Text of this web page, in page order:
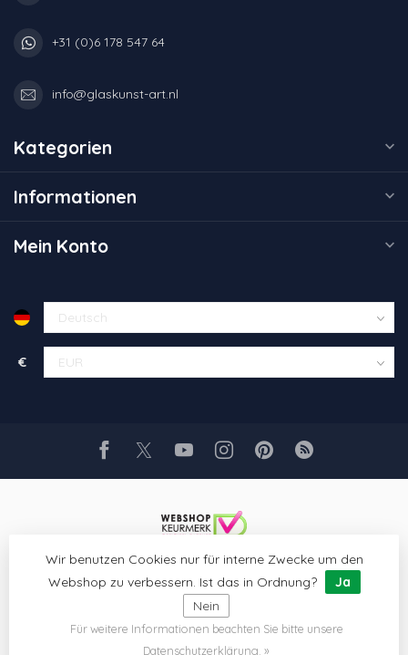
+31 (0)6 178 547 64
info@glaskunst-art.nl
Kategorien
Informationen
Mein Konto
€
© Copyright 2026 Glaskunst Art- Powered byLightspeed- Theme
byDyvelopment
Wir benutzen Cookies nur für interne Zwecke um den
Webshop zu verbessern. Ist das in Ordnung?
Ja
Nein
Für weitere Informationen beachten Sie bitte unsere
Datenschutzerklärung. »